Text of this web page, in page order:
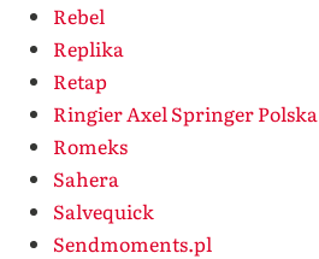
Rebel
Replika
Retap
Ringier Axel Springer Polska
Romeks
Sahera
Salvequick
Sendmoments.pl